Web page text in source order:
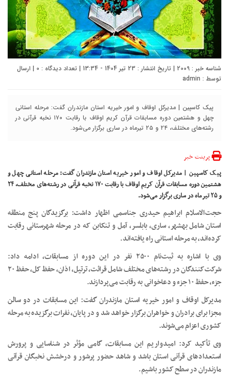
شناسه خبر : 2009 | تاریخ انتشار : 23 تیر 1404 - 13:34 | تعداد دیدگاه : 0 | ارسال
توسط : admin
پیک کاسپین | مدیرکل اوقاف و امور خیریه استان مازندران گفت: مرحله استانی
چهل و هشتمین دوره مسابقات قرآن کریم اوقاف با رقابت ۱۷۰ نخبه قرآنی در
رشته‌های مختلف، ۲۴ و ۲۵ تیرماه در ساری برگزار می‌شود.
پرینت خبر
پیک کاسپین | مدیرکل اوقاف و امور خیریه استان مازندران گفت: مرحله استانی چهل و
هشتمین دوره مسابقات قرآن کریم اوقاف با رقابت ۱۷۰ نخبه قرآنی در رشته‌های مختلف، ۲۴
و ۲۵ تیرماه در ساری برگزار می‌شود.
حجت‌الاسلام ابراهیم حیدری‌ جناسمی اظهار داشت: برگزیدگان پنج منطقه
استان شامل بهشهر، ساری، بابلسر، آمل و تنکابن که در مرحله شهرستانی رقابت
کرده‌اند، به مرحله استانی راه یافته‌اند.
وی با اشاره به ثبت‌نام ۲۵۰۰ نفر در این دوره از مسابقات، ادامه داد:
شرکت‌کنندگان در رشته‌های مختلف شامل قرائت، ترتیل، اذان، حفظ کل، حفظ ۲۰
جزء، حفظ ۱۰ جزء و دعاخوانی به رقابت می‌پردازند.
مدیرکل اوقاف و امور خیریه استان مازندران گفت: این مسابقات در دو سالن
مجزا برای برادران و خواهران برگزار خواهد شد و در پایان، نفرات برگزیده به مرحله
کشوری اعزام می‌شوند.
وی تأکید کرد: امیدواریم این مسابقات، گامی مؤثر در شناسایی و پرورش
استعدادهای قرآنی استان باشد و شاهد حضور پرشور و درخشش نخبگان قرآنی
مازندران در سطح کشور باشیم.